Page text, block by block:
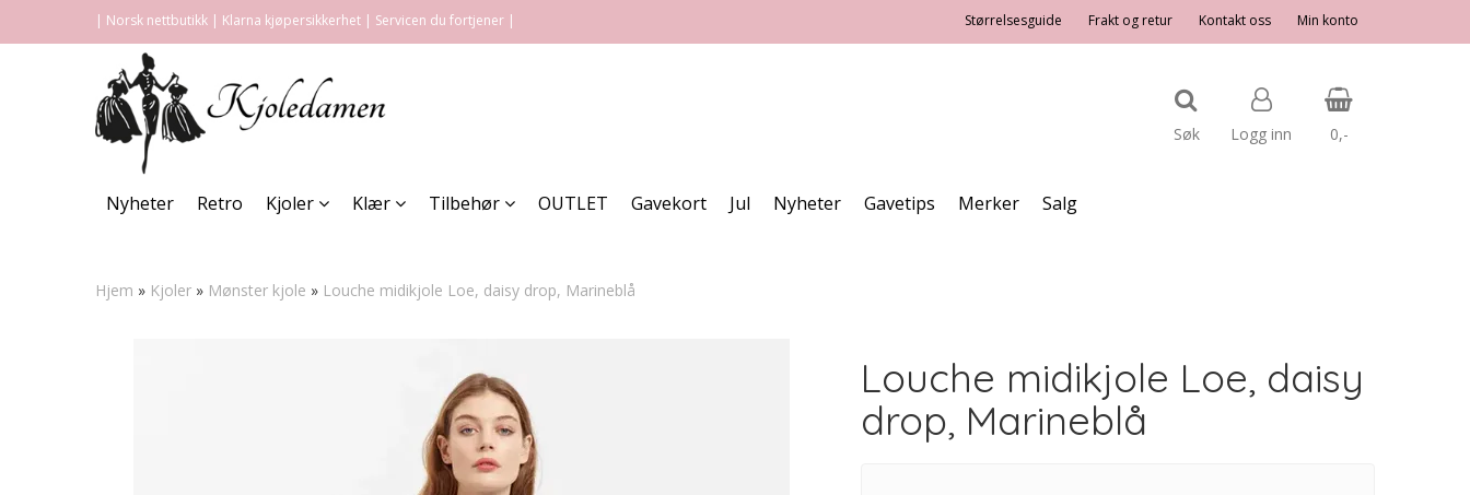
| Norsk nettbutikk | Klarna kjøpersikkerhet | Servicen du fortjener | Størrelsesguide Frakt og retur Kontakt oss Min konto
Søk Logg inn 0,-
Nyheter Retro Kjoler Klær Tilbehør OUTLET Gavekort Jul Nyheter Gavetips Merker Salg
Hjem » Kjoler » Mønster kjole » Louche midikjole Loe, daisy drop, Marineblå
Louche midikjole Loe, daisy
drop, Marineblå